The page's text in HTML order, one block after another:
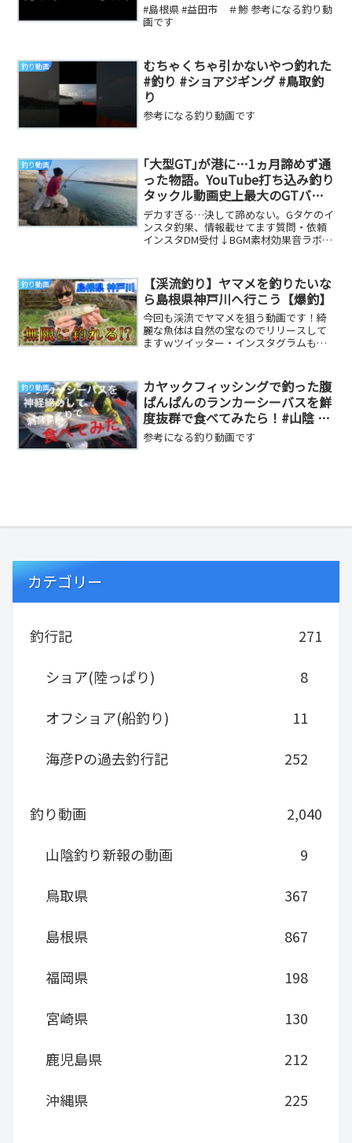
#島根県 #益田市 ＃鯵 参考になる釣り動
画です
釣り動画
むちゃくちゃ引かないやつ釣れた
#釣り #ショアジギング #鳥取釣
り
参考になる釣り動画です
釣り動画
｢大型GT｣が港に…1ヵ月諦めず通
った物語。YouTube打ち込み釣り
タックル動画史上最大のGTバト
ルが… 沖縄釣り ショアGT
デカすぎる…決して諦めない。Gタケのイ
ンスタ釣果、情報載せてます質問・依頼
インスタDM受付↓BGM素材効果音ラボ
釣り動画
【渓流釣り】ヤマメを釣りたいな
ら島根県神戸川へ行こう【爆釣】
今回も渓流でヤマメを狙う動画です！綺
麗な魚体は自然の宝なのでリリースして
ますｗツイッター・インスタグラムも更
釣り動画
カヤックフィッシングで釣った腹
ぱんぱんのランカーシーバスを鮮
度抜群で食べてみたら！#山陰 #
釣り #ダイソー #島根半島
参考になる釣り動画です
カテゴリー
釣行記
271
ショア(陸っぱり)
8
オフショア(船釣り)
11
海彦Pの過去釣行記
252
釣り動画
2,040
山陰釣り新報の動画
9
鳥取県
367
島根県
867
福岡県
198
宮崎県
130
鹿児島県
212
沖縄県
225